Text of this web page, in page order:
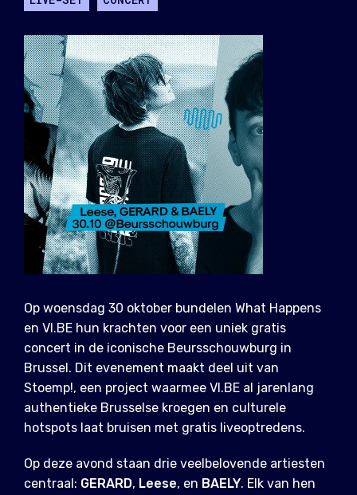
Op woensdag 30 oktober bundelen What Happens
en VI.BE hun krachten voor een uniek gratis
concert in de iconische Beursschouwburg in
Brussel. Dit evenement maakt deel uit van
Stoemp!, een project waarmee VI.BE al jarenlang
authentieke Brusselse kroegen en culturele
hotspots laat bruisen met gratis liveoptredens.
Op deze avond staan drie veelbelovende artiesten
centraal: GERARD, Leese, en BAELY. Elk van hen